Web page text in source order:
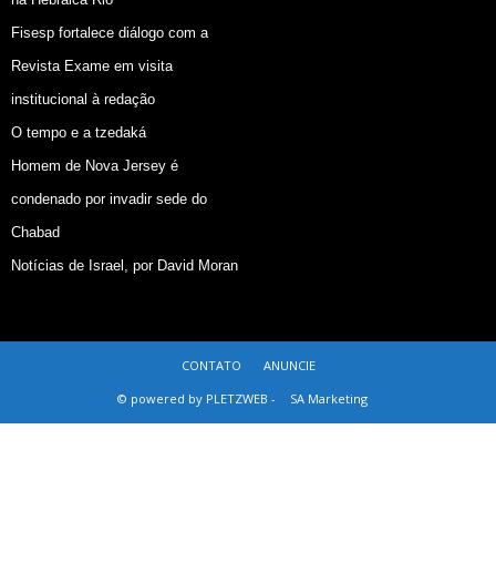
Fisesp fortalece diálogo com a
Revista Exame em visita
institucional à redação
O tempo e a tzedaká
Homem de Nova Jersey é
condenado por invadir sede do
Chabad
Notícias de Israel, por David Moran
CONTATO
ANUNCIE
© powered by PLETZWEB -
SA Marketing